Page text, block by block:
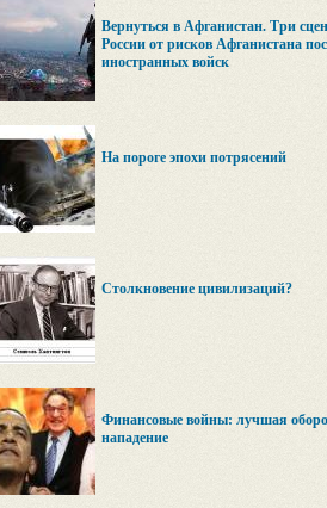
Вернуться в Афганистан. Три
России от рисков Афганистана
иностранных войск
На пороге эпохи потрясений
Столкновение цивилизаций?
Финансовые войны: лучшая
нападение